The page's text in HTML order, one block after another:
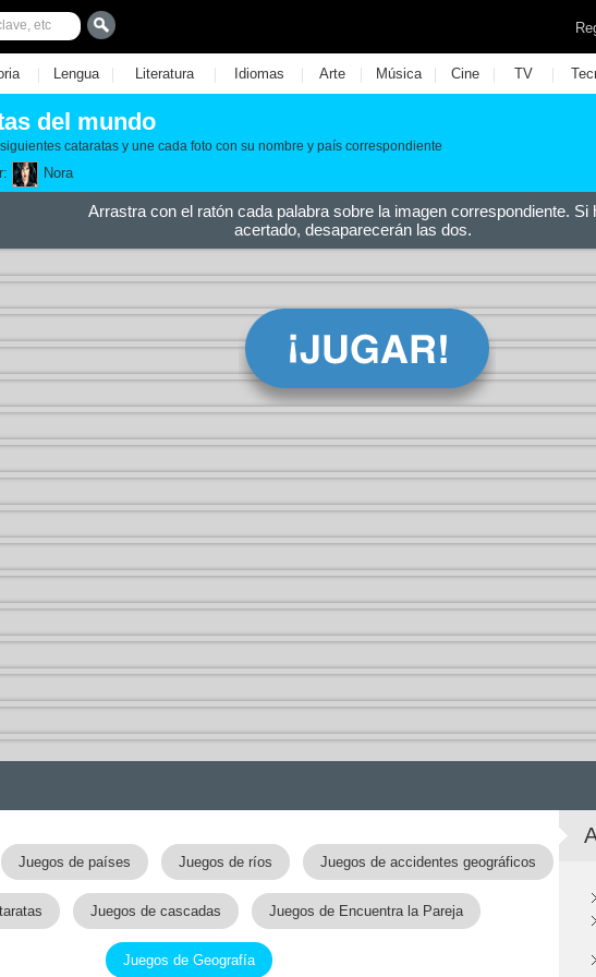
| Lengua | Literatura | Idiomas | Arte | Música | Cine | TV |
del mundo
cataratas y une cada foto con su nombre y país correspondiente
Nora
Arrastra con el ratón cada palabra sobre la imagen correspondiente. Si
acertado, desaparecerán las dos.
Juegos de países Juegos de ríos Juegos de accidentes geográficos
Juegos de cascadas Juegos de Encuentra la Pareja
Juegos de Geografía